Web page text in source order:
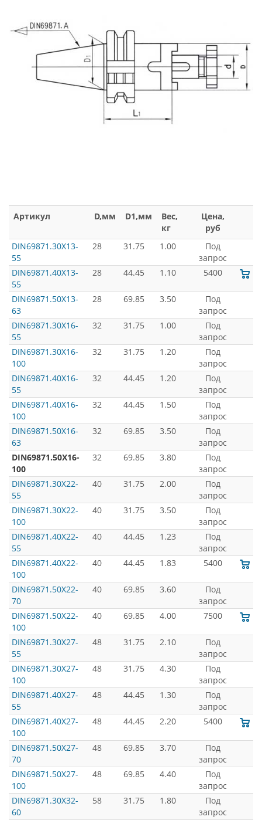
Артикул D,мм D1,мм
Вес,
кг
Цена,
руб
DIN69871.30X13-
55
28 31.75 1.00
Под
запрос
DIN69871.40X13-
55
28 44.45 1.10 5400
DIN69871.50X13-
63
28 69.85 3.50
Под
запрос
DIN69871.30X16-
55
32 31.75 1.00
Под
запрос
DIN69871.30X16-
100
32 31.75 1.20
Под
запрос
DIN69871.40X16-
55
32 44.45 1.20
Под
запрос
DIN69871.40X16-
100
32 44.45 1.50
Под
запрос
DIN69871.50X16-
63
32 69.85 3.50
Под
запрос
DIN69871.50X16-
100
32 69.85 3.80
Под
запрос
DIN69871.30X22-
55
40 31.75 2.00
Под
запрос
DIN69871.30X22-
100
40 31.75 3.50
Под
запрос
DIN69871.40X22-
55
40 44.45 1.23
Под
запрос
DIN69871.40X22-
100
40 44.45 1.83 5400
DIN69871.50X22-
70
40 69.85 3.60
Под
запрос
DIN69871.50X22-
100
40 69.85 4.00 7500
DIN69871.30X27-
55
48 31.75 2.10
Под
запрос
DIN69871.30X27-
100
48 31.75 4.30
Под
запрос
DIN69871.40X27-
55
48 44.45 1.30
Под
запрос
DIN69871.40X27-
100
48 44.45 2.20 5400
DIN69871.50X27-
70
48 69.85 3.70
Под
запрос
DIN69871.50X27-
100
48 69.85 4.40
Под
запрос
DIN69871.30X32-
60
58 31.75 1.80
Под
запрос